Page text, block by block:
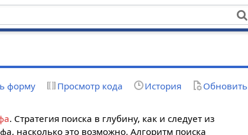
форму Просмотр кода История Обновить
. Стратегия поиска в глубину, как и следует из
насколько это возможно. Алгоритм поиска